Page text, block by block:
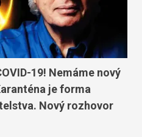
19! Nemáme nový
je forma
Nový rozhovor